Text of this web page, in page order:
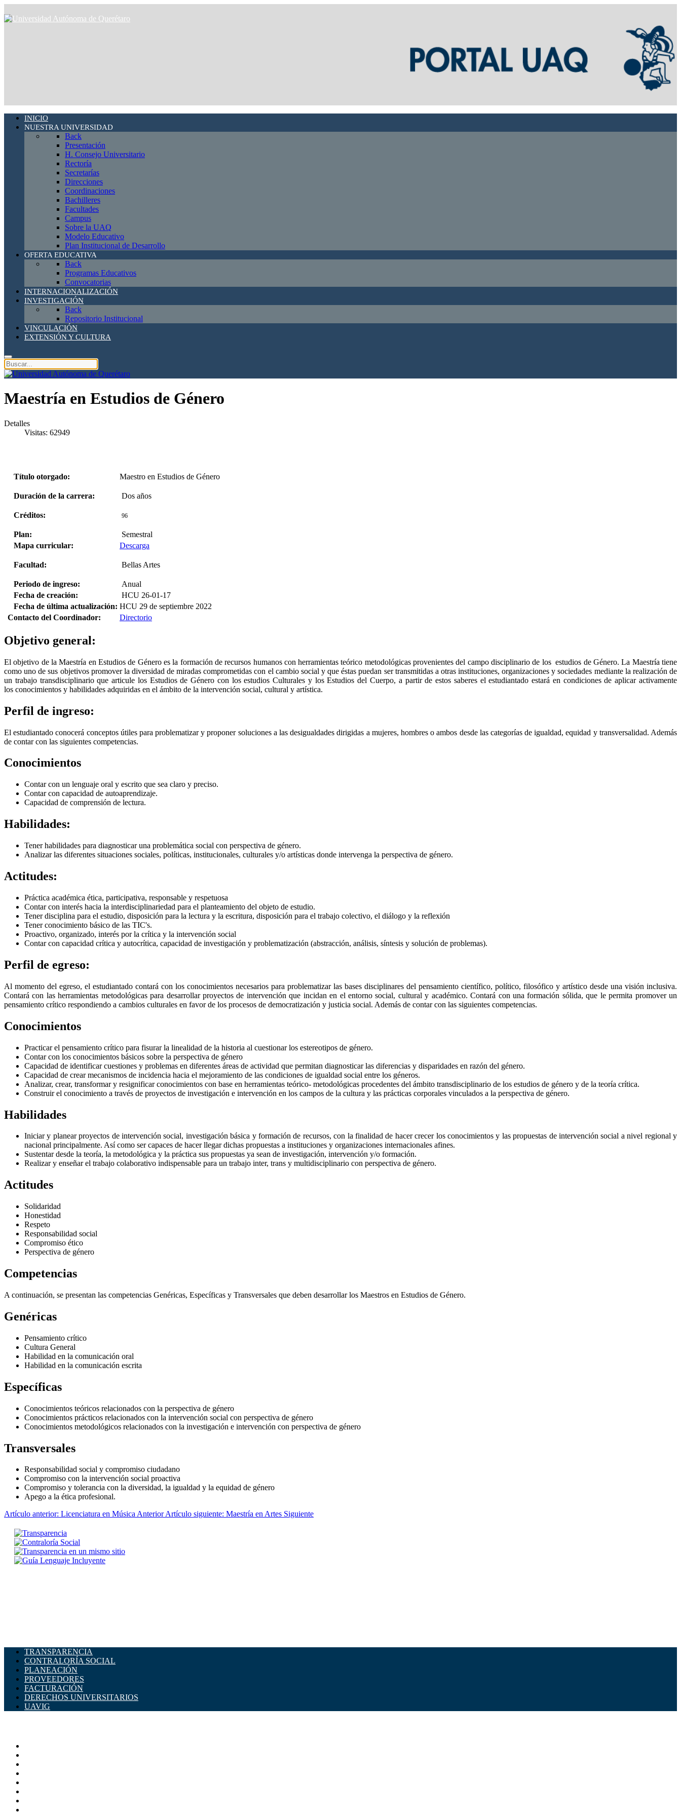
INICIO
NUESTRA UNIVERSIDAD
Back
Presentación
H. Consejo Universitario
Rectoría
Secretarías
Direcciones
Coordinaciones
Bachilleres
Facultades
Campus
Sobre la UAQ
Modelo Educativo
Plan Institucional de Desarrollo
OFERTA EDUCATIVA
Back
Programas Educativos
Convocatorias
INTERNACIONALIZACIÓN
INVESTIGACIÓN
Back
Repositorio Institucional
VINCULACIÓN
EXTENSIÓN Y CULTURA
Maestría en Estudios de Género
Detalles
Visitas: 62949
Título otorgado: Maestro en Estudios de Género
Duración de la carrera: Dos años
Créditos: 96
Plan:
Semestral
Mapa curricular:
Descarga
Facultad: Bellas Artes
Periodo de ingreso:
Anual
Fecha de creación:
HCU 26-01-17
Fecha de última actualización: HCU 29 de septiembre 2022
Contacto del Coordinador:
Directorio
Objetivo general:
El objetivo de la Maestría en Estudios de Género es la formación de recursos humanos con herramientas teórico metodológicas provenientes del campo disciplinario de los estudios de Género. La Maestría tiene
como uno de sus objetivos promover la diversidad de miradas comprometidas con el cambio social y que éstas puedan ser transmitidas a otras instituciones, organizaciones y sociedades mediante la realización de
un trabajo transdisciplinario que articule los Estudios de Género con los estudios Culturales y los Estudios del Cuerpo, a partir de estos saberes el estudiantado estará en condiciones de aplicar activamente
los conocimientos y habilidades adquiridas en el ámbito de la intervención social, cultural y artística.
Perfil de ingreso:
El estudiantado conocerá conceptos útiles para problematizar y proponer soluciones a las desigualdades dirigidas a mujeres, hombres o ambos desde las categorías de igualdad, equidad y transversalidad. Además
de contar con las siguientes competencias.
Conocimientos
Contar con un lenguaje oral y escrito que sea claro y preciso.
Contar con capacidad de autoaprendizaje.
Capacidad de comprensión de lectura.
Habilidades:
Tener habilidades para diagnosticar una problemática social con perspectiva de género.
Analizar las diferentes situaciones sociales, políticas, institucionales, culturales y/o artísticas donde intervenga la perspectiva de género.
Actitudes:
Práctica académica ética, participativa, responsable y respetuosa
Contar con interés hacia la interdisciplinariedad para el planteamiento del objeto de estudio.
Tener disciplina para el estudio, disposición para la lectura y la escritura, disposición para el trabajo colectivo, el diálogo y la reflexión
Tener conocimiento básico de las TIC's.
Proactivo, organizado, interés por la crítica y la intervención social
Contar con capacidad crítica y autocrítica, capacidad de investigación y problematización (abstracción, análisis, síntesis y solución de problemas).
Perfil de egreso:
Al momento del egreso, el estudiantado contará con los conocimientos necesarios para problematizar las bases disciplinares del pensamiento científico, político, filosófico y artístico desde una visión inclusiva.
Contará con las herramientas metodológicas para desarrollar proyectos de intervención que incidan en el entorno social, cultural y académico. Contará con una formación sólida, que le permita promover un
pensamiento crítico respondiendo a cambios culturales en favor de los procesos de democratización y justicia social. Además de contar con las siguientes competencias.
Conocimientos
Practicar el pensamiento crítico para fisurar la linealidad de la historia al cuestionar los estereotipos de género.
Contar con los conocimientos básicos sobre la perspectiva de género
Capacidad de identificar cuestiones y problemas en diferentes áreas de actividad que permitan diagnosticar las diferencias y disparidades en razón del género.
Capacidad de crear mecanismos de incidencia hacia el mejoramiento de las condiciones de igualdad social entre los géneros.
Analizar, crear, transformar y resignificar conocimientos con base en herramientas teórico- metodológicas procedentes del ámbito transdisciplinario de los estudios de género y de la teoría crítica.
Construir el conocimiento a través de proyectos de investigación e intervención en los campos de la cultura y las prácticas corporales vinculados a la perspectiva de género.
Habilidades
Iniciar y planear proyectos de intervención social, investigación básica y formación de recursos, con la finalidad de hacer crecer los conocimientos y las propuestas de intervención social a nivel regional y
nacional principalmente. Así como ser capaces de hacer llegar dichas propuestas a instituciones y organizaciones internacionales afines.
Sustentar desde la teoría, la metodológica y la práctica sus propuestas ya sean de investigación, intervención y/o formación.
Realizar y enseñar el trabajo colaborativo indispensable para un trabajo inter, trans y multidisciplinario con perspectiva de género.
Actitudes
Solidaridad
Honestidad
Respeto
Responsabilidad social
Compromiso ético
Perspectiva de género
Competencias
A continuación, se presentan las competencias Genéricas, Específicas y Transversales que deben desarrollar los Maestros en Estudios de Género.
Genéricas
Pensamiento crítico
Cultura General
Habilidad en la comunicación oral
Habilidad en la comunicación escrita
Específicas
Conocimientos teóricos relacionados con la perspectiva de género
Conocimientos prácticos relacionados con la intervención social con perspectiva de género
Conocimientos metodológicos relacionados con la investigación e intervención con perspectiva de género
Transversales
Responsabilidad social y compromiso ciudadano
Compromiso con la intervención social proactiva
Compromiso y tolerancia con la diversidad, la igualdad y la equidad de género
Apego a la ética profesional.
Artículo anterior: Licenciatura en MúsicaAnteriorArtículo siguiente: Maestría en Artes Siguiente
TRANSPARENCIA
CONTRALORÍA SOCIAL
PLANEACIÓN
PROVEEDORES
FACTURACIÓN
DERECHOS UNIVERSITARIOS
UAVIG